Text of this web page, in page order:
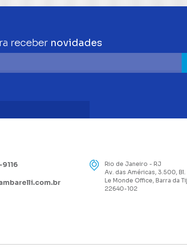
receber novidades
Rio de Janeiro - RJ
Av. das Américas, 3.500,
Le Monde Office, Barra da
22640-102